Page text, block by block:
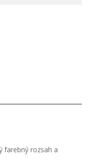
farebný rozsah a